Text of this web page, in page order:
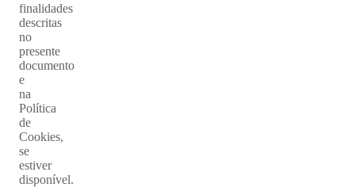
finalidades
descritas
no
presente
documento
e
na
Política
de
Cookies,
se
estiver
disponível.